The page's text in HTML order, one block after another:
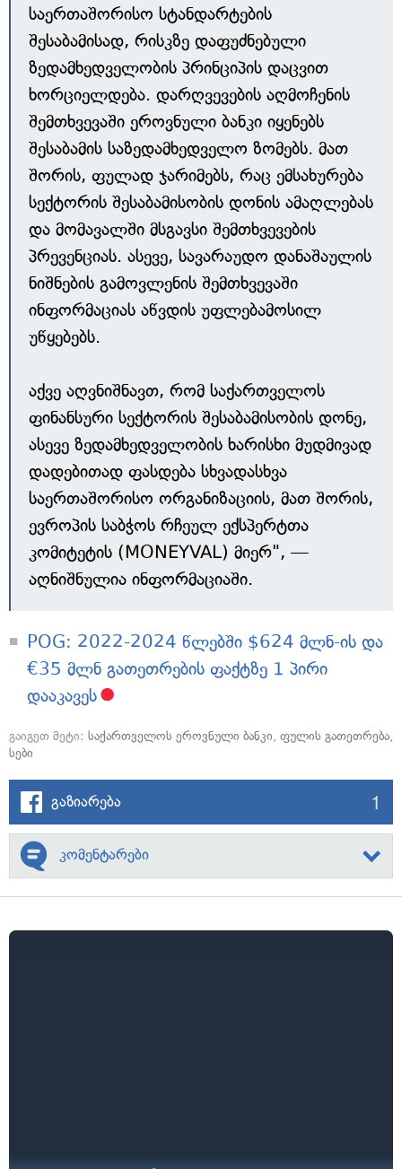
საერთაშორისო სტანდარტების
შესაბამისად, რისკზე დაფუძნებული
ზედამხედველობის პრინციპის დაცვით
ხორციელდება. დარღვევების აღმოჩენის
შემთხვევაში ეროვნული ბანკი იყენებს
შესაბამის საზედამხედველო ზომებს. მათ
შორის, ფულად ჯარიმებს, რაც ემსახურება
სექტორის შესაბამისობის დონის ამაღლებას
და მომავალში მსგავსი შემთხვევების
პრევენციას. ასევე, სავარაუდო დანაშაულის
ნიშნების გამოვლენის შემთხვევაში
ინფორმაციას აწვდის უფლებამოსილ
უწყებებს.
აქვე აღვნიშნავთ, რომ საქართველოს
ფინანსური სექტორის შესაბამისობის დონე,
ასევე ზედამხედველობის ხარისხი მუდმივად
დადებითად ფასდება სხვადასხვა
საერთაშორისო ორგანიზაციის, მათ შორის,
ევროპის საბჭოს რჩეულ ექსპერტთა
კომიტეტის (MONEYVAL) მიერ", —
აღნიშნულია ინფორმაციაში.
POG: 2022-2024 წლებში $624 მლნ-ის და
€35 მლნ გათეთრების ფაქტზე 1 პირი
დააკავეს
გაიგეთ მეტი: საქართველოს ეროვნული ბანკი, ფულის გათეთრება,
სები
გაზიარება 1
კომენტარები